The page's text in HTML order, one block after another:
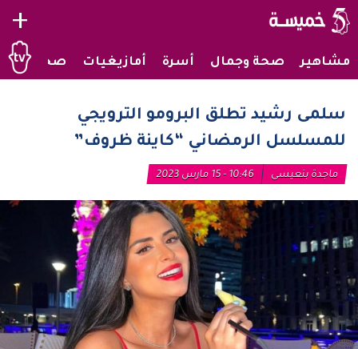
+
مشاهير صحة وجمال أسرة أمازيغيات صحراويات
سلمى رشيد تطلق البرومو الترويجي
للمسلسل الرمضاني “كاينة ظروف”
ماجدة بنعيسى 10:46 - 15 مارس 2023